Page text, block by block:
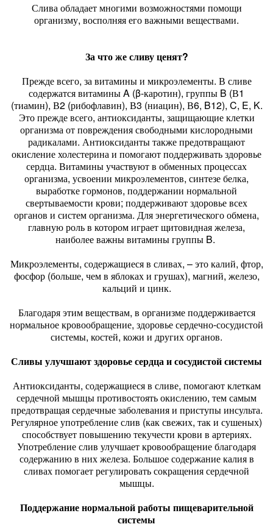
Слива обладает многими возможностями помощи
организму, восполняя его важными веществами.
За что же сливу ценят?
Прежде всего, за витамины и микроэлементы. В сливе
содержатся витамины A (β-каротин), группы B (В1
(тиамин), В2 (рибофлавин), В3 (ниацин), В6, B12), C, E, K.
Это прежде всего, антиоксиданты, защищающие клетки
организма от повреждения свободными кислородными
радикалами. Антиоксиданты также предотвращают
окисление холестерина и помогают поддерживать здоровье
сердца. Витамины участвуют в обменных процессах
организма, усвоении микроэлементов, синтезе белка,
выработке гормонов, поддержании нормальной
свертываемости крови; поддерживают здоровье всех
органов и систем организма. Для энергетического обмена,
главную роль в котором играет щитовидная железа,
наиболее важны витамины группы B.
Микроэлементы, содержащиеся в сливах, – это калий, фтор,
фосфор (больше, чем в яблоках и грушах), магний, железо,
кальций и цинк.
Благодаря этим веществам, в организме поддерживается
нормальное кровообращение, здоровье сердечно-сосудистой
системы, костей, кожи и других органов.
Сливы улучшают здоровье сердца и сосудистой системы
Антиоксиданты, содержащиеся в сливе, помогают клеткам
сердечной мышцы противостоять окислению, тем самым
предотвращая сердечные заболевания и приступы инсульта.
Регулярное употребление слив (как свежих, так и сушеных)
способствует повышению текучести крови в артериях.
Употребление слив улучшает кровообращение благодаря
содержанию в них железа. Большое содержание калия в
сливах помогает регулировать сокращения сердечной
мышцы.
Поддержание нормальной работы пищеварительной
системы